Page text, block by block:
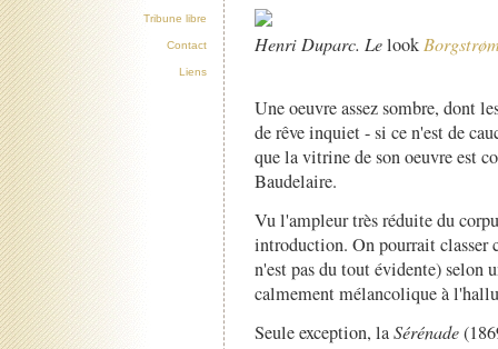
Henri Duparc. Lelook
Une oeuvre assez sombre, dont
de rêve inquiet - si ce n'est de
que la vitrine de son oeuvre est
Baudelaire.
Vu l'ampleur très réduite du
introduction. On pourrait classer
n'est pas du tout évidente) selon
calmement mélancolique à
Seule exception, laSérénade
Tribune libre
Contact
Liens